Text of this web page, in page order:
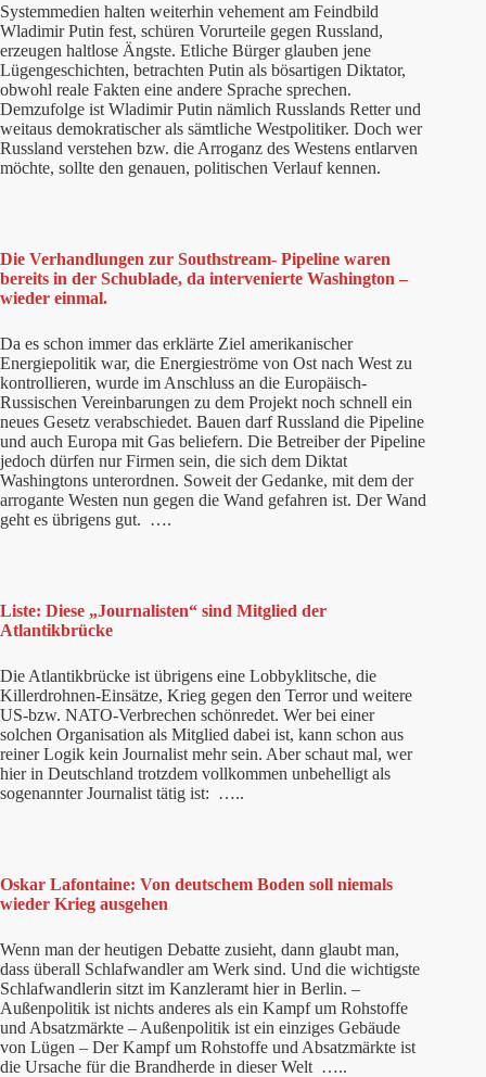
Systemmedien halten weiterhin vehement am Feindbild
Wladimir Putin fest, schüren Vorurteile gegen Russland,
erzeugen haltlose Ängste. Etliche Bürger glauben jene
Lügengeschichten, betrachten Putin als bösartigen Diktator,
obwohl reale Fakten eine andere Sprache sprechen.
Demzufolge ist Wladimir Putin nämlich Russlands Retter und
weitaus demokratischer als sämtliche Westpolitiker. Doch wer
Russland verstehen bzw. die Arroganz des Westens entlarven
möchte, sollte den genauen, politischen Verlauf kennen.
Die Verhandlungen zur Southstream- Pipeline waren
bereits in der Schublade, da intervenierte Washington –
wieder einmal.
Da es schon immer das erklärte Ziel amerikanischer
Energiepolitik war, die Energieströme von Ost nach West zu
kontrollieren, wurde im Anschluss an die Europäisch-
Russischen Vereinbarungen zu dem Projekt noch schnell ein
neues Gesetz verabschiedet. Bauen darf Russland die Pipeline
und auch Europa mit Gas beliefern. Die Betreiber der Pipeline
jedoch dürfen nur Firmen sein, die sich dem Diktat
Washingtons unterordnen. Soweit der Gedanke, mit dem der
arrogante Westen nun gegen die Wand gefahren ist. Der Wand
geht es übrigens gut. ….
Liste: Diese „Journalisten“ sind Mitglied der
Atlantikbrücke
Die Atlantikbrücke ist übrigens eine Lobbyklitsche, die
Killerdrohnen-Einsätze, Krieg gegen den Terror und weitere
US-bzw. NATO-Verbrechen schönredet. Wer bei einer
solchen Organisation als Mitglied dabei ist, kann schon aus
reiner Logik kein Journalist mehr sein. Aber schaut mal, wer
hier in Deutschland trotzdem vollkommen unbehelligt als
sogenannter Journalist tätig ist: …..
Oskar Lafontaine: Von deutschem Boden soll niemals
wieder Krieg ausgehen
Wenn man der heutigen Debatte zusieht, dann glaubt man,
dass überall Schlafwandler am Werk sind. Und die wichtigste
Schlafwandlerin sitzt im Kanzleramt hier in Berlin. –
Außenpolitik ist nichts anderes als ein Kampf um Rohstoffe
und Absatzmärkte – Außenpolitik ist ein einziges Gebäude
von Lügen – Der Kampf um Rohstoffe und Absatzmärkte ist
die Ursache für die Brandherde in dieser Welt …..